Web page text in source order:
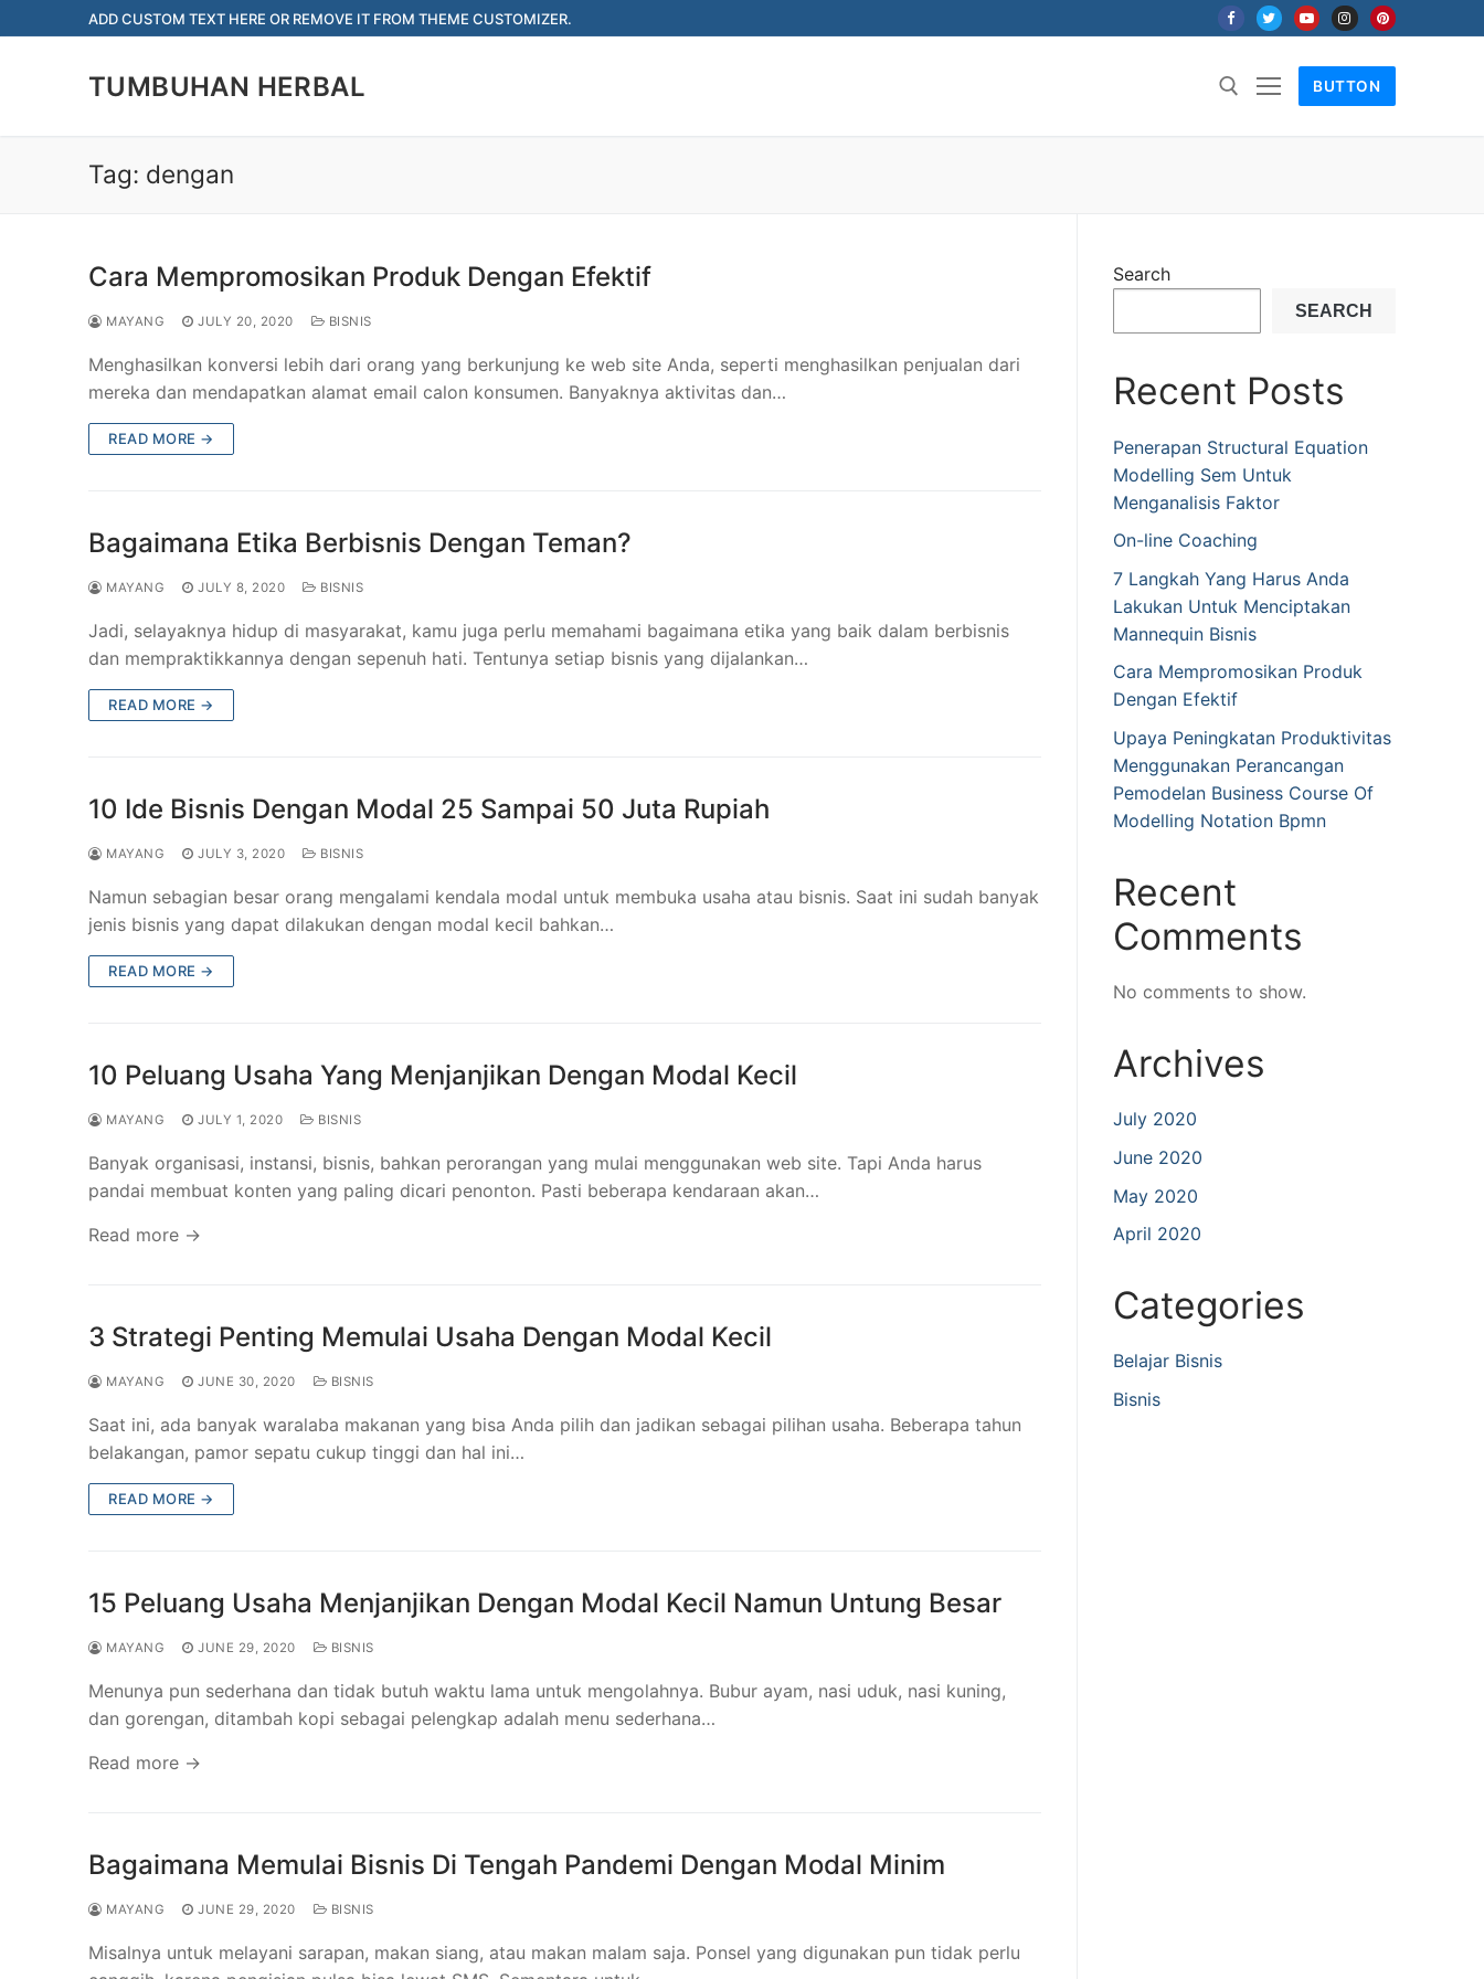
to
ADD CUSTOM TEXT HERE OR REMOVE IT FROM THEME CUSTOMIZER.
TUMBUHAN HERBAL BUTTON
Tag: dengan
Cara Mempromosikan Produk Dengan Efektif
MAYANG JULY 20, 2020 BISNIS
Menghasilkan konversi lebih dari orang yang berkunjung ke web site Anda, seperti menghasilkan penjualan dari
mereka dan mendapatkan alamat email calon konsumen. Banyaknya aktivitas dan…
READ MORE →
Bagaimana Etika Berbisnis Dengan Teman?
MAYANG JULY 8, 2020 BISNIS
Jadi, selayaknya hidup di masyarakat, kamu juga perlu memahami bagaimana etika yang baik dalam berbisnis
dan mempraktikkannya dengan sepenuh hati. Tentunya setiap bisnis yang dijalankan…
READ MORE →
10 Ide Bisnis Dengan Modal 25 Sampai 50 Juta Rupiah
MAYANG JULY 3, 2020 BISNIS
Namun sebagian besar orang mengalami kendala modal untuk membuka usaha atau bisnis. Saat ini sudah banyak
jenis bisnis yang dapat dilakukan dengan modal kecil bahkan…
READ MORE →
10 Peluang Usaha Yang Menjanjikan Dengan Modal Kecil
MAYANG JULY 1, 2020 BISNIS
Banyak organisasi, instansi, bisnis, bahkan perorangan yang mulai menggunakan web site. Tapi Anda harus
pandai membuat konten yang paling dicari penonton. Pasti beberapa kendaraan akan…
Read more →
3 Strategi Penting Memulai Usaha Dengan Modal Kecil
MAYANG JUNE 30, 2020 BISNIS
Saat ini, ada banyak waralaba makanan yang bisa Anda pilih dan jadikan sebagai pilihan usaha. Beberapa tahun
belakangan, pamor sepatu cukup tinggi dan hal ini…
READ MORE →
15 Peluang Usaha Menjanjikan Dengan Modal Kecil Namun Untung Besar
MAYANG JUNE 29, 2020 BISNIS
Menunya pun sederhana dan tidak butuh waktu lama untuk mengolahnya. Bubur ayam, nasi uduk, nasi kuning,
dan gorengan, ditambah kopi sebagai pelengkap adalah menu sederhana…
Read more →
Bagaimana Memulai Bisnis Di Tengah Pandemi Dengan Modal Minim
MAYANG JUNE 29, 2020 BISNIS
Misalnya untuk melayani sarapan, makan siang, atau makan malam saja. Ponsel yang digunakan pun tidak perlu
Search
SEARCH
Recent Posts
Penerapan Structural Equation
Modelling Sem Untuk
Menganalisis Faktor
On-line Coaching
7 Langkah Yang Harus Anda
Lakukan Untuk Menciptakan
Mannequin Bisnis
Cara Mempromosikan Produk
Dengan Efektif
Upaya Peningkatan Produktivitas
Menggunakan Perancangan
Pemodelan Business Course Of
Modelling Notation Bpmn
Recent
Comments
No comments to show.
Archives
July 2020
June 2020
May 2020
April 2020
Categories
Belajar Bisnis
Bisnis